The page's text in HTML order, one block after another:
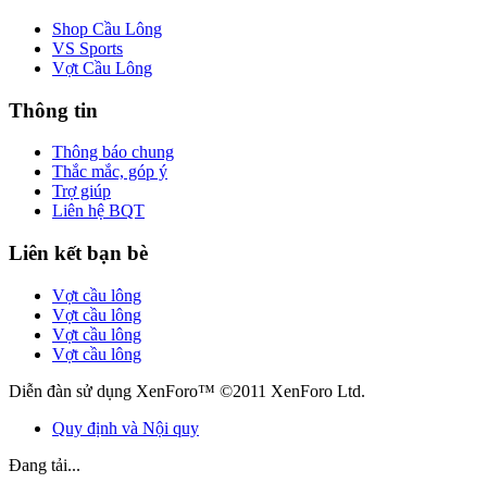
Shop Cầu Lông
VS Sports
Vợt Cầu Lông
Thông tin
Thông báo chung
Thắc mắc, góp ý
Trợ giúp
Liên hệ BQT
Liên kết bạn bè
Vợt cầu lông
Vợt cầu lông
Vợt cầu lông
Vợt cầu lông
Diễn đàn sử dụng XenForo™ ©2011 XenForo Ltd.
Quy định và Nội quy
Đang tải...